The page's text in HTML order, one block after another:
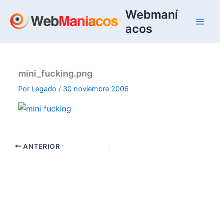
contenido
Webmaní
acos
mini_fucking.png
Por Legado/ 30 noviembre 2006
ANTERIOR